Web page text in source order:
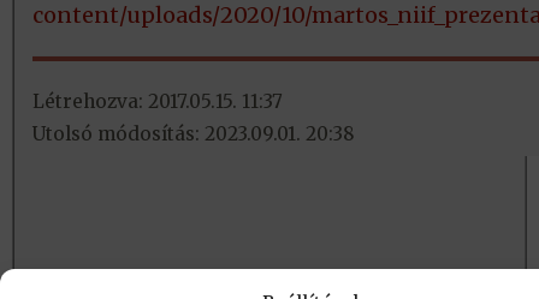
content/uploads/2020/10/
Létrehozva: 2017.05.15. 11:37
Utolsó módosítás: 2023.09.01. 20:38